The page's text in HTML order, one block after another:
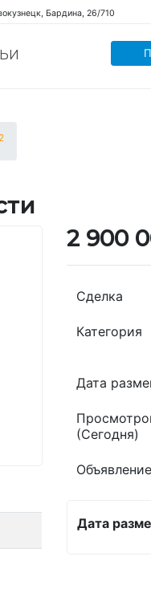
Бардина, 26/710
2
2 900
Сделка
Категория
Дата
(Сегодня)
Дата